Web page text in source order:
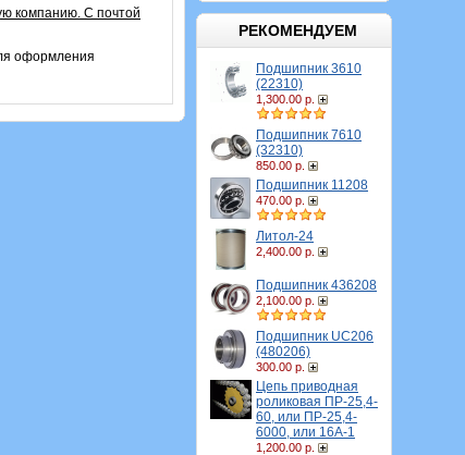
РЕКОМЕНДУЕМ
Подшипник 3610
(22310)
1,300.00 р.
Подшипник 7610
(32310)
850.00 р.
Подшипник 11208
470.00 р.
Литол-24
2,400.00 р.
Подшипник 436208
2,100.00 р.
Подшипник UC206
(480206)
300.00 р.
Цепь приводная
роликовая ПР-25,4-
60, или ПР-25,4-
6000, или 16A-1
1,200.00 р.
компанию. С почтой
оформления